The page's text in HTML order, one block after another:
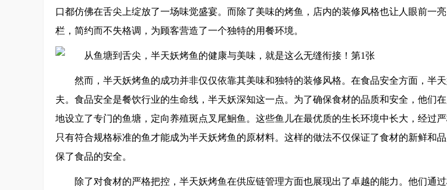
口都仿佛在舌尖上绽放了一场味觉盛宴。而除了美味的烤鱼，店内的装修风格也让人眼前一
栏，简约而不失格调，为顾客营造了一个独特的用餐环境。
然而，半天妖烤鱼的成功并非仅仅依靠其美味和独特的装修风格。在食品安全方面，半
夫。食品安全是餐饮行业的生命线，半天妖深知这一点。为了确保食材的品质和安全，他们
地设立了专门的鱼塘，定向养殖斑点叉尾鮰鱼。这些鱼儿在最优质的生长环境中长大，经过严
只有符合规格标准的鱼才能成为半天妖烤鱼的原材料。这样的做法不仅保证了食材的新鲜和
保了食品的安全。
除了对食材的严格把控，半天妖烤鱼在供应链管理方面也展现出了卓越的能力。他们通